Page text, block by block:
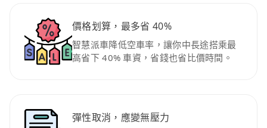
價格划算，最多省 40%
智慧派車降低空車率，讓你中長途搭乘最
高省下 40% 車資，省錢也省比價時間。
彈性取消，應變無壓力